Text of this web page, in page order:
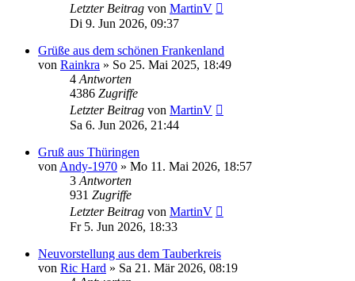
Letzter Beitrag von MartinV
Di 9. Jun 2026, 09:37
Grüße aus dem schönen Frankenland
von Rainkra » So 25. Mai 2025, 18:49
4 Antworten
4386 Zugriffe
Letzter Beitrag von MartinV
Sa 6. Jun 2026, 21:44
Gruß aus Thüringen
von Andy-1970 » Mo 11. Mai 2026, 18:57
3 Antworten
931 Zugriffe
Letzter Beitrag von MartinV
Fr 5. Jun 2026, 18:33
Neuvorstellung aus dem Tauberkreis
von Ric Hard » Sa 21. Mär 2026, 08:19